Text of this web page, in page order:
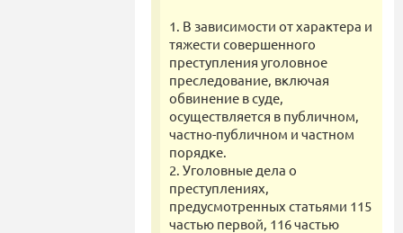
1. В зависимости от характера и
тяжести совершенного
преступления уголовное
преследование, включая
обвинение в суде,
осуществляется в публичном,
частно-публичном и частном
порядке.
2. Уголовные дела о
преступлениях,
предусмотренных статьями 115
частью первой, 116 частью